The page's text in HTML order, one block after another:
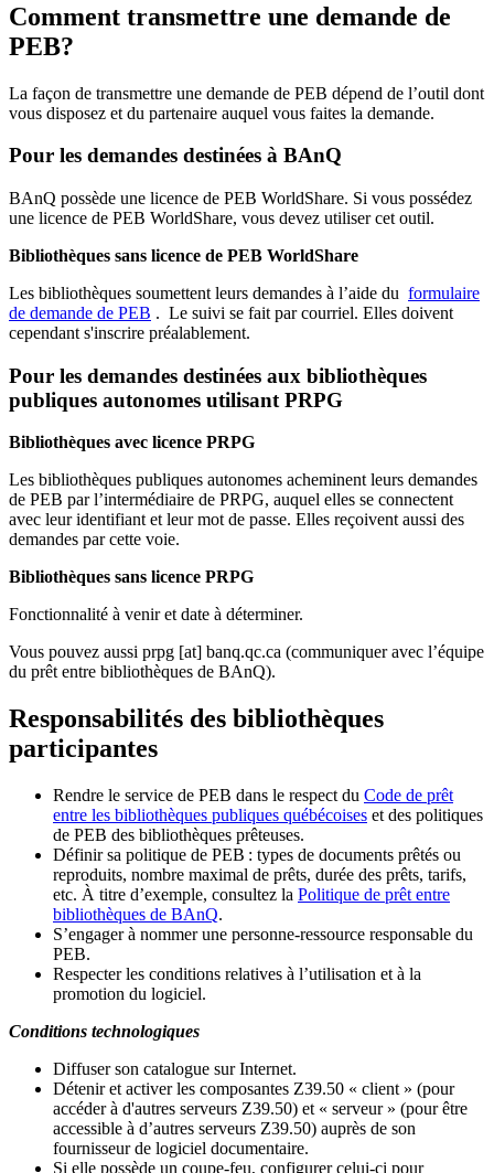
Comment transmettre une demande de
PEB?
La façon de transmettre une demande de PEB dépend de l’outil dont
vous disposez et du partenaire auquel vous faites la demande.
Pour les demandes destinées à BAnQ
BAnQ possède une licence de PEB WorldShare. Si vous possédez
une licence de PEB WorldShare, vous devez utiliser cet outil.
Bibliothèques sans licence de PEB WorldShare
Les bibliothèques soumettent leurs demandes à l’aide du formulaire
de demande de PEB . Le suivi se fait par courriel. Elles doivent
cependant s'inscrire préalablement.
Pour les demandes destinées aux bibliothèques
publiques autonomes utilisant PRPG
Bibliothèques avec licence PRPG
Les bibliothèques publiques autonomes acheminent leurs demandes
de PEB par l’intermédiaire de PRPG, auquel elles se connectent
avec leur identifiant et leur mot de passe. Elles reçoivent aussi des
demandes par cette voie.
Bibliothèques sans licence PRPG
Fonctionnalité à venir et date à déterminer.
Vous pouvez aussi prpg [at] banq.qc.ca (communiquer avec l’équipe
du prêt entre bibliothèques de BAnQ).
Responsabilités des bibliothèques
participantes
Rendre le service de PEB dans le respect du Code de prêt
entre les bibliothèques publiques québécoises et des politiques
de PEB des bibliothèques prêteuses.
Définir sa politique de PEB : types de documents prêtés ou
reproduits, nombre maximal de prêts, durée des prêts, tarifs,
etc. À titre d’exemple, consultez la Politique de prêt entre
bibliothèques de BAnQ.
S’engager à nommer une personne-ressource responsable du
PEB.
Respecter les conditions relatives à l’utilisation et à la
promotion du logiciel.
Conditions technologiques
Diffuser son catalogue sur Internet.
Détenir et activer les composantes Z39.50 « client » (pour
accéder à d'autres serveurs Z39.50) et « serveur » (pour être
accessible à d’autres serveurs Z39.50) auprès de son
fournisseur de logiciel documentaire.
Si elle possède un coupe-feu, configurer celui-ci pour